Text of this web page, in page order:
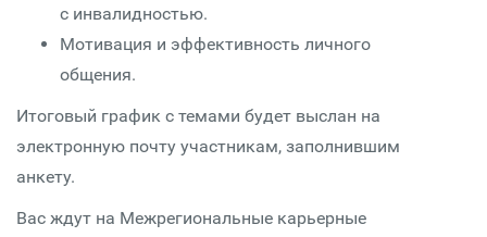
с инвалидностью.
Мотивация и эффективность личного
общения.
Итоговый график с темами будет выслан на
электронную почту участникам, заполнившим
анкету.
Вас ждут на Межрегиональные карьерные